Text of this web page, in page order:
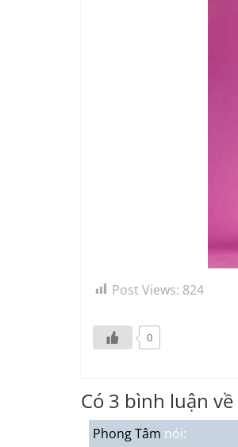
Post Views: 824
0
Có 3 bình luận về
Phong Tâm nói: